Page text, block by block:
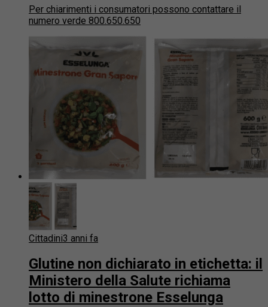
Per chiarimenti i consumatori possono contattare il
numero verde 800.650.650
Cittadini3 anni fa
Glutine non dichiarato in etichetta: il
Ministero della Salute richiama
lotto di minestrone Esselunga